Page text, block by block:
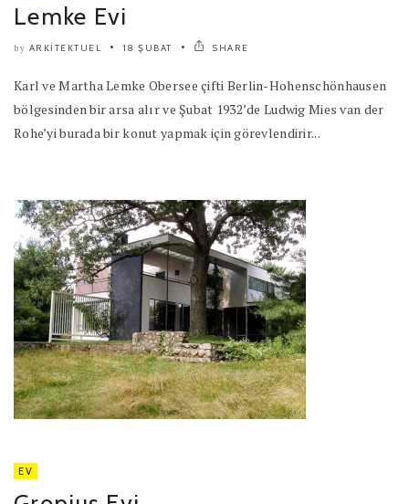
Lemke Evi
by ARKITEKTUEL 18 ŞUBAT SHARE
Karl ve Martha Lemke Obersee çifti Berlin-Hohenschönhausen
bölgesinden bir arsa alır ve Şubat 1932’de Ludwig Mies van der
Rohe’yi burada bir konut yapmak için görevlendirir...
EV